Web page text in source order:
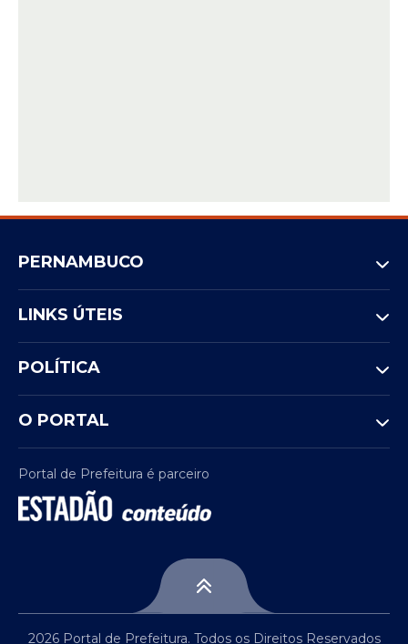
PERNAMBUCO
LINKS ÚTEIS
POLÍTICA
O PORTAL
Portal de Prefeitura é parceiro
2026 Portal de Prefeitura. Todos os Direitos Reservados